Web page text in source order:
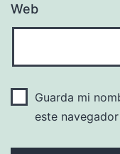
Web
Guarda mi
este